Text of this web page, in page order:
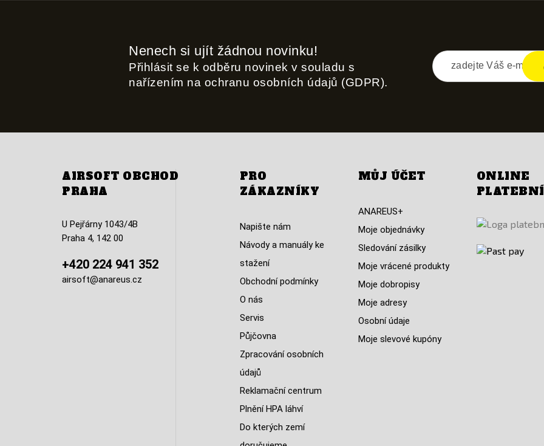
Nenech si ujít žádnou novinku!
Přihlásit se k odběru novinek v souladu s
nařízením na ochranu osobních údajů (GDPR).
AIRSOFT OBCHOD
PRAHA
U Pejřárny 1043/4B
Praha 4, 142 00
+420 224 941 352
airsoft@anareus.cz
PRO
ZÁKAZNÍKY
Napište nám
Návody a manuály ke
stažení
Obchodní podmínky
O nás
Servis
Půjčovna
Zpracování osobních
údajů
Reklamační centrum
Plnění HPA láhví
Do kterých zemí
MŮJ ÚČET
ANAREUS+
Moje objednávky
Sledování zásilky
Moje vrácené produkty
Moje dobropisy
Moje adresy
Osobní údaje
Moje slevové kupóny
ONLINE